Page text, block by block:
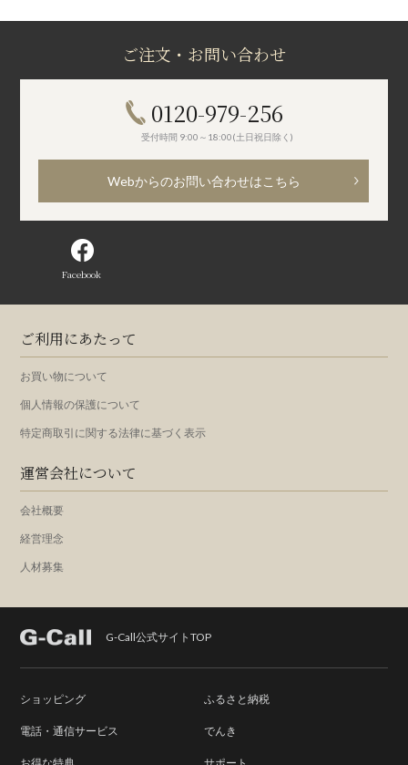
ご注文・お問い合わせ
0120-979-256
受付時間 9:00～18:00(土日祝日除く)
Webからのお問い合わせはこちら
Facebook
ご利用にあたって
お買い物について
個人情報の保護について
特定商取引に関する法律に基づく表示
運営会社について
会社概要
経営理念
人材募集
G-Call公式サイトTOP
ショッピング ふるさと納税
電話・通信サービス でんき